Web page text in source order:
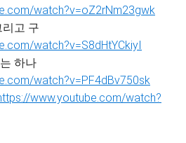
watch?v=oZ2rNm23gwk
고 구
watch?v=S8dHtYCkiyI
하나
watch?v=PF4dBv750sk
www.youtube.com/watch?